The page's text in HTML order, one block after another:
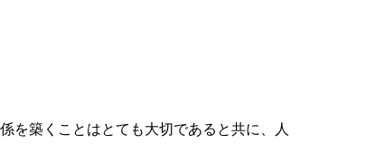
切であると共に、人